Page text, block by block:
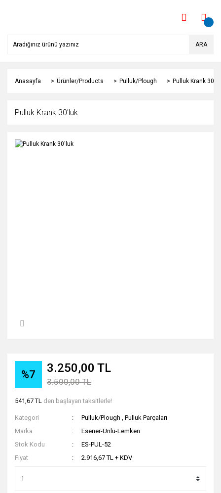
ARA
Anasayfa Ürünler/Products Pulluk/Plough Pulluk Krank
Pulluk Krank 30'luk
%7 3.250,00 TL
3.500,00 TL
541,67 TL den başlayan taksitlerle!
Kategori Pulluk/Plough ,Pulluk Parçaları
Marka
Esener-Ünlü-Lemken
Stok Kodu
ES-PUL-52
Fiyat
2.916,67 TL + KDV